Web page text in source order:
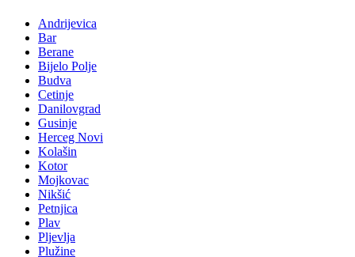
Andrijevica
Bar
Berane
Bijelo Polje
Budva
Cetinje
Danilovgrad
Gusinje
Herceg Novi
Kolašin
Kotor
Mojkovac
Nikšić
Petnjica
Plav
Pljevlja
Plužine